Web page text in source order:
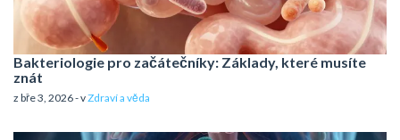
Bakteriologie pro začátečníky: Základy, které musíte
znát
z bře 3, 2026 - vZdraví a věda